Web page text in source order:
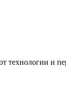
технологии и